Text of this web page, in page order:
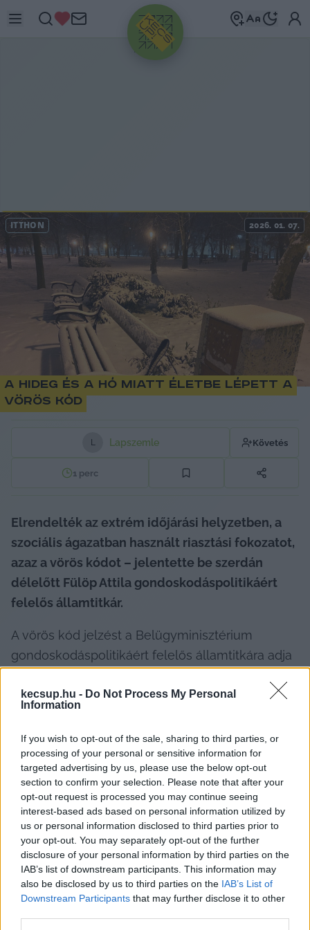
kecsup.hu - Do Not Process My Personal
Information
If you wish to opt-out of the sale, sharing to third parties, or
processing of your personal or sensitive information for
targeted advertising by us, please use the below opt-out
section to confirm your selection. Please note that after your
opt-out request is processed you may continue seeing
interest-based ads based on personal information utilized by
us or personal information disclosed to third parties prior to
your opt-out. You may separately opt-out of the further
disclosure of your personal information by third parties on the
IAB’s list of downstream participants. This information may
also be disclosed by us to third parties on the IAB’s List of
Downstream Participants that may further disclose it to other
HIRDETÉS
ITTHON 2026. 01. 07.
A hideg és a hó miatt életbe lépett a
vörös kód
L Lapszemle Követés
1 perc
Elrendelték az extrém időjárási helyzetben, a
szociális ágazatban használt riasztási fokozatot,
azaz a vörös kódot – jelentette be szerdán
délelőtt Fülöp Attila gondoskodáspolitikáért
felelős államtitkár.
A vörös kód jelzést a Belügyminisztérium
gondoskodáspolitikáért felelős államtitkára adja
vételével, a téli időszakban -10 °C vagy annál
protokoll keretében ilyenkor valamennyi
szociális intézmény számára kötelező a
hajléktalan vagy bajba jutott emberek
befogadása.
Ennek értelmében tehát